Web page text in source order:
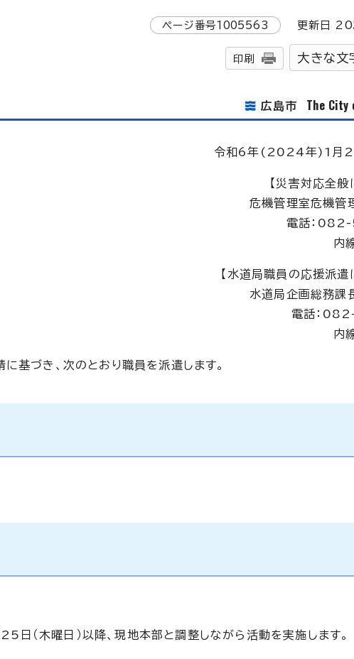
ページ番号1005563 更新日
印刷 大きな文
広島市 The City
令和6年(2024年)1月23
【災害対応全般
危機管理室危機
電話：
内
【水道局職員の応援派遣
水道局企画総務
電話：
内
基づき、次のとおり職員を派遣します。
（木曜日）以降、現地本部と調整しながら活動を実施します。